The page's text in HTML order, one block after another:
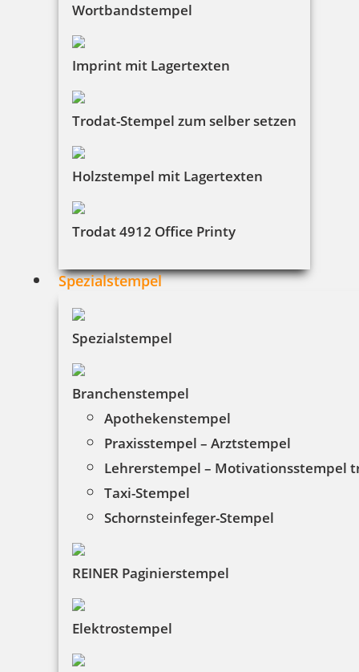
Wortbandstempel
Imprint mit Lagertexten
Trodat-Stempel zum selber setzen
Holzstempel mit Lagertexten
Trodat 4912 Office Printy
Spezialstempel
Spezialstempel
Branchenstempel
Apothekenstempel
Praxisstempel – Arztstempel
Lehrerstempel – Motivationsstempel
Taxi-Stempel
Schornsteinfeger-Stempel
REINER Paginierstempel
Elektrostempel